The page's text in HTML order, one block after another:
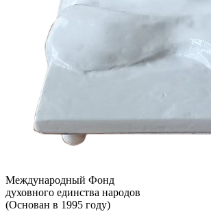
Международный Фонд
духовного единства народов
(Основан в 1995 году)